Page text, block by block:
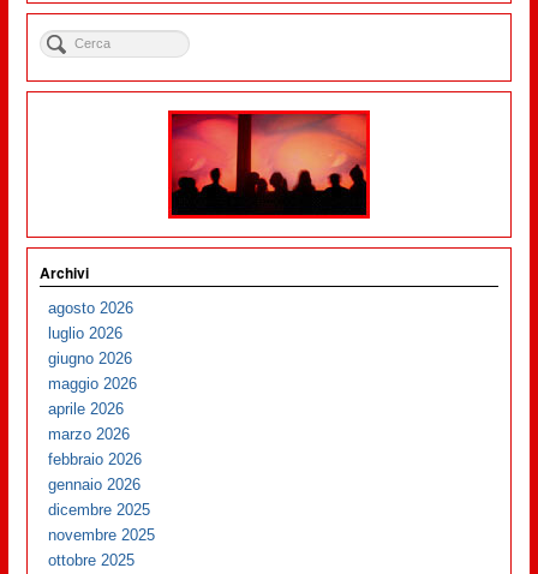
Archivi
agosto 2026
luglio 2026
giugno 2026
maggio 2026
aprile 2026
marzo 2026
febbraio 2026
gennaio 2026
dicembre 2025
novembre 2025
ottobre 2025